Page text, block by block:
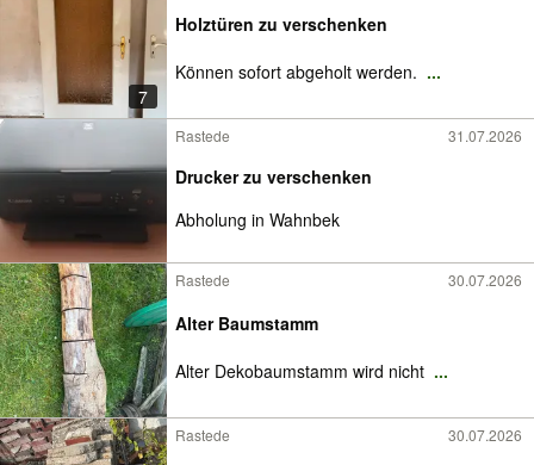
7
Holztüren zu verschenken
Können sofort abgeholt werden. ...
Rastede 31.07.2026
Drucker zu verschenken
Abholung in Wahnbek
Rastede 30.07.2026
Alter Baumstamm
Alter Dekobaumstamm wird nicht ...
Rastede 30.07.2026